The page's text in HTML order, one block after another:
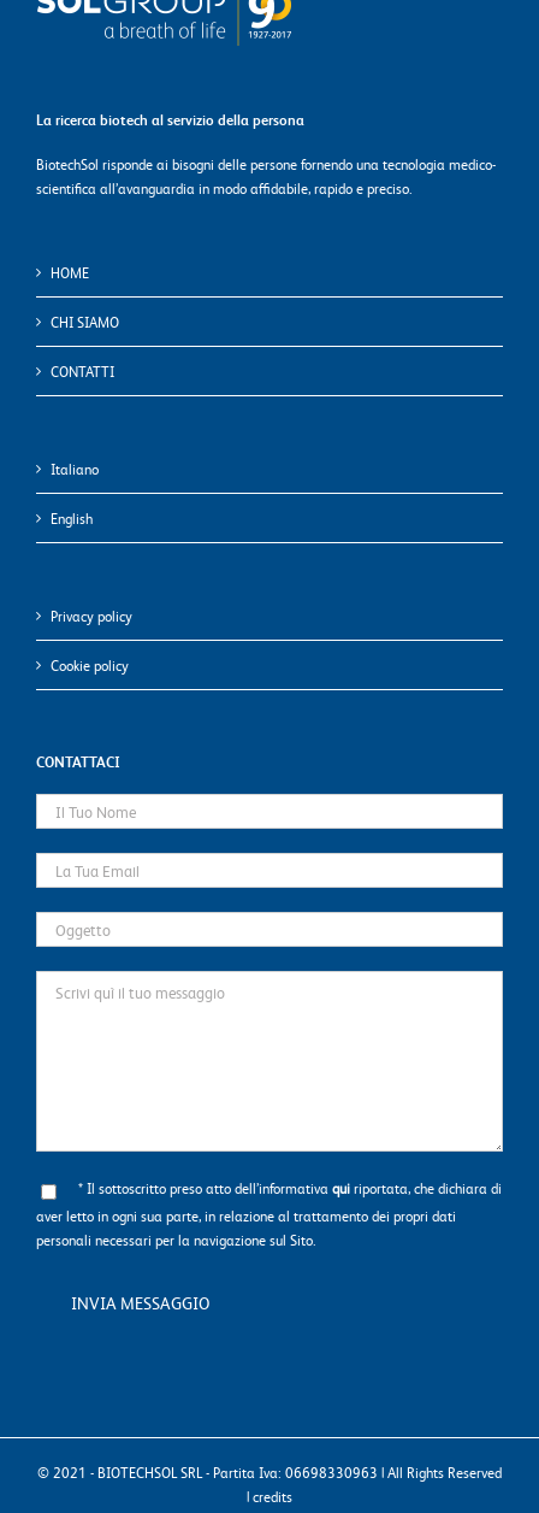
La ricerca biotech al servizio della persona
BiotechSol risponde ai bisogni delle persone fornendo una tecnologia medico-
scientifica all’avanguardia in modo affidabile, rapido e preciso.
HOME
CHI SIAMO
CONTATTI
Italiano
English
Privacy policy
Cookie policy
CONTATTACI
* Il sottoscritto preso atto dell’informativaquiriportata, che dichiara di
aver letto in ogni sua parte, in relazione al trattamento dei propri dati
personali necessari per la navigazione sul Sito.
© 2021 - BIOTECHSOL SRL - Partita Iva: 06698330963 | All Rights Reserved
|credits